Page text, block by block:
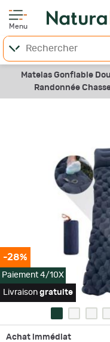
Menu
Matelas Gonflable
Randonnée
-28%
Paiement 4/10X
Livraison gratuite
Achat immédiat